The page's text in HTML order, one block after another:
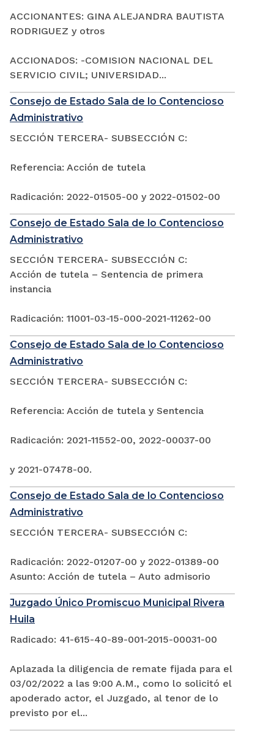
ACCIONANTES: GINA ALEJANDRA BAUTISTA
RODRIGUEZ y otros
ACCIONADOS: -COMISION NACIONAL DEL
SERVICIO CIVIL; UNIVERSIDAD...
Consejo de Estado Sala de lo Contencioso
Administrativo
SECCIÓN TERCERA- SUBSECCIÓN C:
Referencia: Acción de tutela
Radicación: 2022-01505-00 y 2022-01502-00
Consejo de Estado Sala de lo Contencioso
Administrativo
SECCIÓN TERCERA- SUBSECCIÓN C:
Acción de tutela – Sentencia de primera
instancia
Radicación: 11001-03-15-000-2021-11262-00
Consejo de Estado Sala de lo Contencioso
Administrativo
SECCIÓN TERCERA- SUBSECCIÓN C:
Referencia: Acción de tutela y Sentencia
Radicación: 2021-11552-00, 2022-00037-00
y 2021-07478-00.
Consejo de Estado Sala de lo Contencioso
Administrativo
SECCIÓN TERCERA- SUBSECCIÓN C:
Radicación: 2022-01207-00 y 2022-01389-00
Asunto: Acción de tutela – Auto admisorio
Juzgado Único Promiscuo Municipal Rivera
Huila
Radicado: 41-615-40-89-001-2015-00031-00
Aplazada la diligencia de remate fijada para el
03/02/2022 a las 9:00 A.M., como lo solicitó el
apoderado actor, el Juzgado, al tenor de lo
previsto por el...